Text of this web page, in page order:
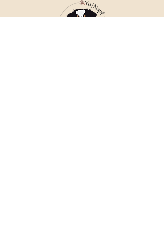
Bläschen vorkommen können. Diese
stellen kein Reklamationsgrund dar.